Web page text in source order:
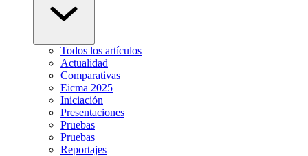
Todos los artículos
Actualidad
Comparativas
Eicma 2025
Iniciación
Presentaciones
Pruebas
Pruebas
Reportajes